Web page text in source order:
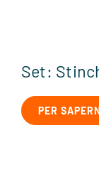
Set:
PER